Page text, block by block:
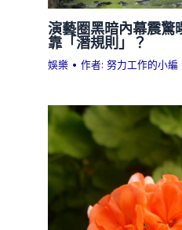
演藝圈黑暗內幕震驚
靠「潛規則」？
娛樂 • 作者:努力工作的小編